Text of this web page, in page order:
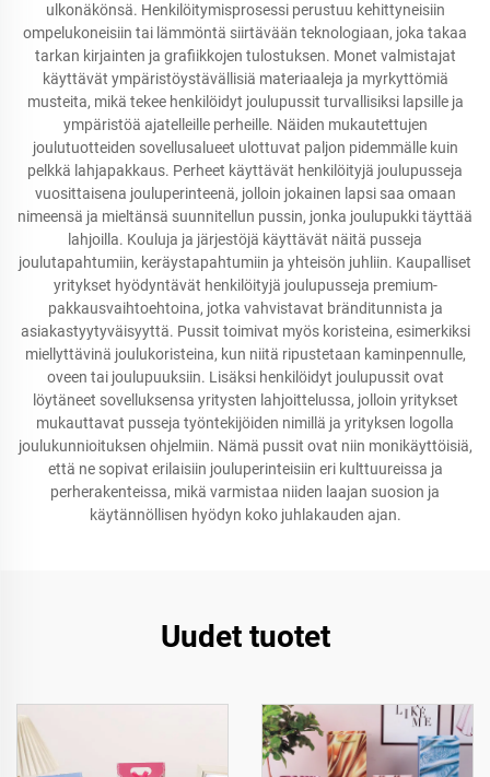
ulkonäkönsä. Henkilöitymisprosessi perustuu kehittyneisiin
ompelukoneisiin tai lämmöntä siirtävään teknologiaan, joka takaa
tarkan kirjainten ja grafiikkojen tulostuksen. Monet valmistajat
käyttävät ympäristöystävällisiä materiaaleja ja myrkyttömiä
musteita, mikä tekee henkilöidyt joulupussit turvallisiksi lapsille ja
ympäristöä ajatelleille perheille. Näiden mukautettujen
joulutuotteiden sovellusalueet ulottuvat paljon pidemmälle kuin
pelkkä lahjapakkaus. Perheet käyttävät henkilöityjä joulupusseja
vuosittaisena jouluperinteenä, jolloin jokainen lapsi saa omaan
nimeensä ja mieltänsä suunnitellun pussin, jonka joulupukki täyttää
lahjoilla. Kouluja ja järjestöjä käyttävät näitä pusseja
joulutapahtumiin, keräystapahtumiin ja yhteisön juhliin. Kaupalliset
yritykset hyödyntävät henkilöityjä joulupusseja premium-
pakkausvaihtoehtoina, jotka vahvistavat bränditunnista ja
asiakastyytyväisyyttä. Pussit toimivat myös koristeina, esimerkiksi
miellyttävinä joulukoristeina, kun niitä ripustetaan kaminpennulle,
oveen tai joulupuuksiin. Lisäksi henkilöidyt joulupussit ovat
löytäneet sovelluksensa yritysten lahjoittelussa, jolloin yritykset
mukauttavat pusseja työntekijöiden nimillä ja yrityksen logolla
joulukunnioituksen ohjelmiin. Nämä pussit ovat niin monikäyttöisiä,
että ne sopivat erilaisiin jouluperinteisiin eri kulttuureissa ja
perherakenteissa, mikä varmistaa niiden laajan suosion ja
käytännöllisen hyödyn koko juhlakauden ajan.
Uudet tuotet